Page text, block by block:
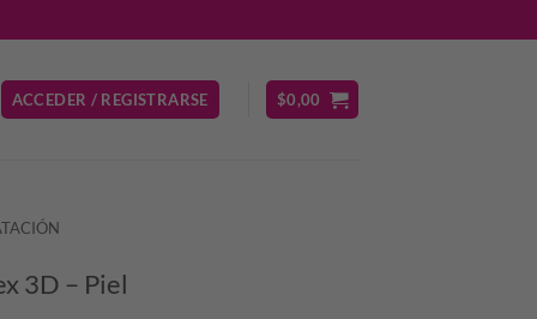
ACCEDER / REGISTRARSE $0,00
3D – Piel